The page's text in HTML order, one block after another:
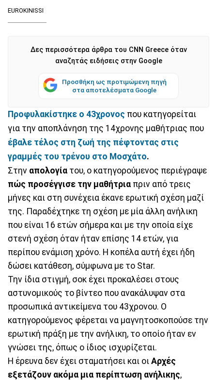
EUROKINISSI
Δες περισσότερα άρθρα του CNN Greece όταν
αναζητάς ειδήσεις στην Google
Προσθήκη ως προτιμώμενη πηγή
στα αποτελέσματα Google
Προφυλακίστηκε ο 43χρονος που κατηγορείται
για την αποπλάνηση της 14χρονης μαθήτριας που
έβαλε τέλος στη ζωή της πέφτοντας στις
γραμμές του τρένου στο Μοσχάτο.
Στην απολογία του, ο κατηγορούμενος περιέγραψε
πώς προσέγγισε την μαθήτρια πριν από τρεις
μήνες και στη συνέχεια έκανε ερωτική σχέση μαζί
της. Παραδέχτηκε τη σχέση με μία άλλη ανήλικη
που είναι 16 ετών σήμερα και με την οποία είχε
στενή σχέση όταν ήταν επίσης 14 ετών, για
περίπου ενάμιση χρόνο. Η κοπέλα αυτή έχει ήδη
δώσει κατάθεση, σύμφωνα με το Star.
Την ίδια στιγμή, σοκ έχει προκαλέσει στους
αστυνομικούς το βίντεο που ανακάλυψαν στα
προσωπικά αντικείμενα του 43χρονου. Ο
κατηγορούμενος φέρεται να μαγνητοσκοπούσε την
ερωτική πράξη με την ανήλικη, το οποίο ήταν εν
γνώσει της, όπως ο ίδιος ισχυρίζεται.
Η έρευνα δεν έχει σταματήσει και οι Αρχές
εξετάζουν ακόμα μια περίπτωση ανήλικης,